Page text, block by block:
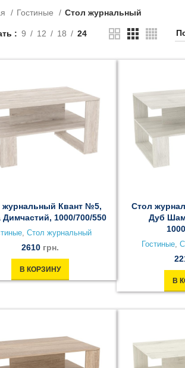
Гостиные Стол журнальный
9 12 18 24
журнальный Квант №5,
1000/700/550
,Стол журнальный
2610 грн.
В КОРЗИНУ
Стол
Дуб
Гостиные,
В